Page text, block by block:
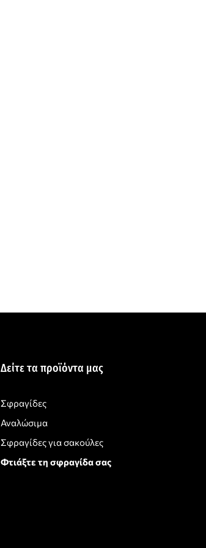
Δείτε τα προϊόντα μας
Σφραγίδες
Αναλώσιμα
Σφραγίδες για σακούλες
Φτιάξτε τη σφραγίδα σας